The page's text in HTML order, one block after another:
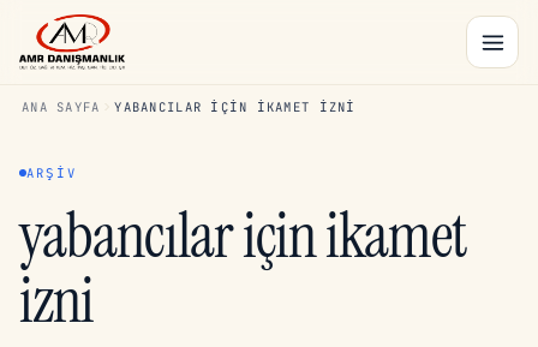
ANA SAYFA YABANCILAR IÇIN IKAMET IZNI
ARŞIV
yabancılar için ikamet
izni